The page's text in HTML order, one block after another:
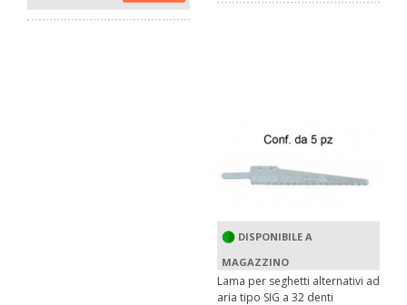
DISPONIBILE A
MAGAZZINO
Lama per seghetti alternativi ad
aria tipo SIG a 32 denti